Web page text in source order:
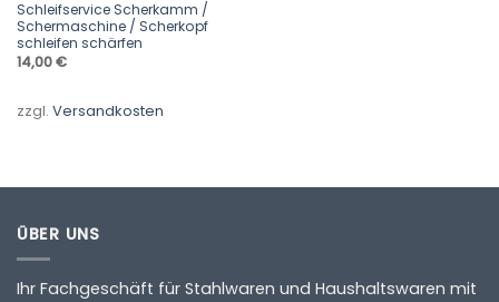
Schleifservice Scherkamm /
Schermaschine / Scherkopf
schleifen schärfen
14,00€
zzgl. Versandkosten
ÜBER UNS
Ihr Fachgeschäft für Stahlwaren und Haushaltswaren mit